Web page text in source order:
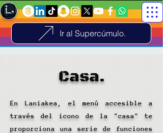
Ir al Supercúmulo.
Casa.
En Laniakea, el menú accesible a
través del icono de la "casa" te
proporciona una serie de funciones